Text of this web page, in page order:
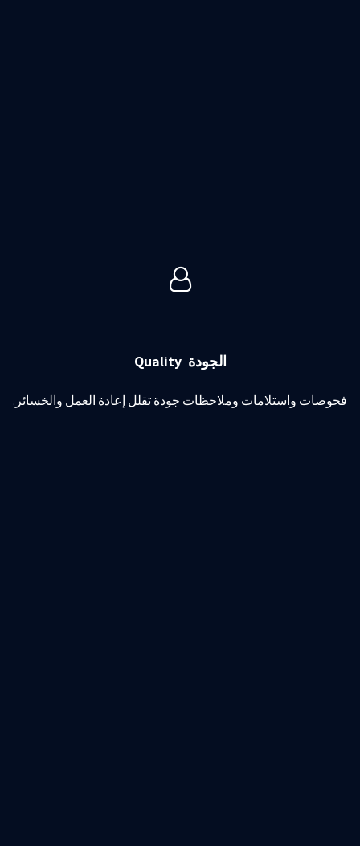
الجودة Quality
فحوصات واستلامات وملاحظات جودة تقلل إعادة العمل والخسائر.